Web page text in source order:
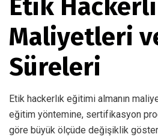
Etik
Maliyetleri
Süreleri
Etik hackerlık eğitimi almanın
eğitim yöntemine, sertifikasyon
göre büyük ölçüde değişiklik